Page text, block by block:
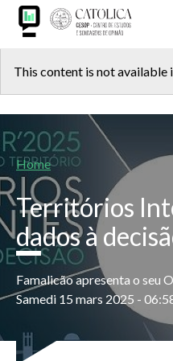
Skip
main
content
top
This content is not available
Breadcrumb
Home
Territórios
dados à
Famalicão apresenta o seu
Samedi 15 mars 2025 -